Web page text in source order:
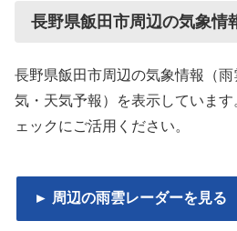
長野県飯田市周辺の気象情
長野県飯田市周辺の気象情報（
気・天気予報）を表示していま
ェックにご活用ください。
► 周辺の雨雲レーダーを見る